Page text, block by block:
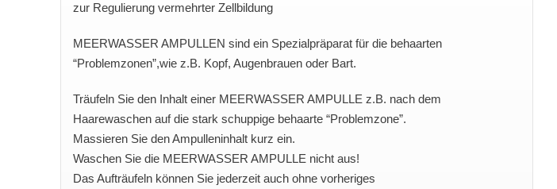
zur Regulierung vermehrter Zellbildung
MEERWASSER AMPULLEN sind ein Spezialpräparat für die behaarten
“Problemzonen”,wie z.B. Kopf, Augenbrauen oder Bart.
Träufeln Sie den Inhalt einer MEERWASSER AMPULLE z.B. nach dem
Haarewaschen auf die stark schuppige behaarte “Problemzone”.
Massieren Sie den Ampulleninhalt kurz ein.
Waschen Sie die MEERWASSER AMPULLE nicht aus!
Das Aufträufeln können Sie jederzeit auch ohne vorheriges